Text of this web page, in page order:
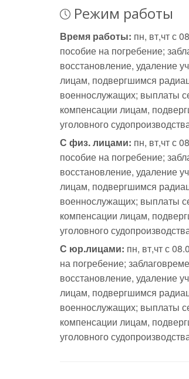
Режим работы
Время работы: пн, вт,чт с
пособие на погребение;
восстановление, удаление
лицам, подвергшимся
военнослужащих; выплаты
компенсации лицам,
уголовного
С физ. лицами: пн, вт,чт с
пособие на погребение;
восстановление, удаление
лицам, подвергшимся
военнослужащих; выплаты
компенсации лицам,
уголовного
С юр.лицами: пн, вт,чт с
на погребение;
восстановление, удаление
лицам, подвергшимся
военнослужащих; выплаты
компенсации лицам,
уголовного